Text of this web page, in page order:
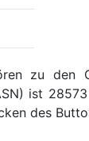
zu den
ist
des